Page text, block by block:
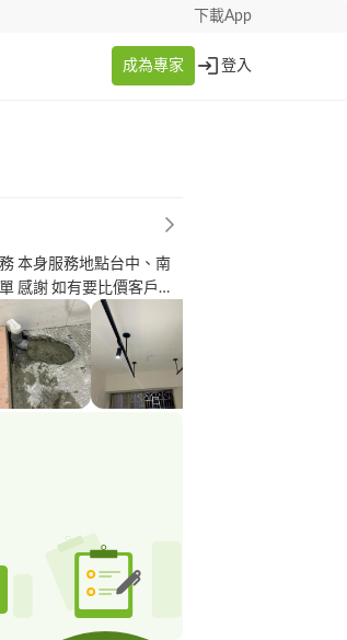
下載App
成為專家 登入
本身服務地點台中、南
價客戶請
詢問我們，我們師傅是
接案系統不會收取費
成交你對我們的肯定將來
FB、IG搜尋意桔水電